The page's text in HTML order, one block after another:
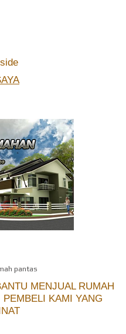
MENJUAL RUMAH
KAMI YANG